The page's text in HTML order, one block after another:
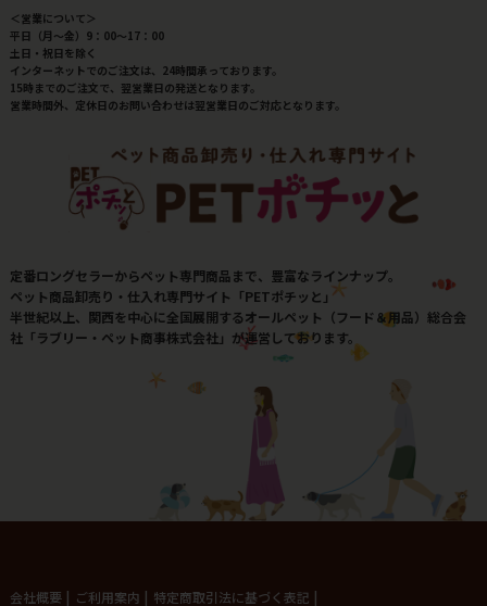
＜営業について＞
平日（月～金）9：00～17：00
土日・祝日を除く
インターネットでのご注文は、24時間承っております。
15時までのご注文で、翌営業日の発送となります。
営業時間外、定休日のお問い合わせは翌営業日のご対応となります。
定番ロングセラーからペット専門商品まで、豊富なラインナップ。
ペット商品卸売り・仕入れ専門サイト「PETポチッと」
半世紀以上、関西を中心に全国展開するオールペット（フード＆用品）総合会
社「ラブリー・ペット商事株式会社」が運営しております。
会社概要 | ご利用案内 | 特定商取引法に基づく表記 |